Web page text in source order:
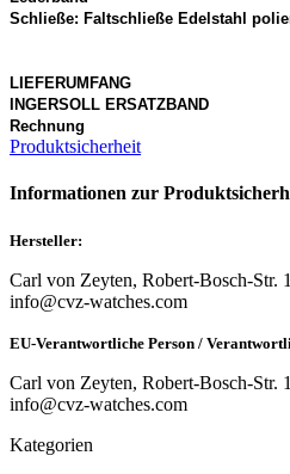
Schließe: Faltschließe Edelstahl
LIEFERUMFANG
INGERSOLL ERSATZBAND
Rechnung
Produktsicherheit
Informationen zur
Hersteller:
Carl von Zeyten, Robert-Bosch-Str.
info@cvz-watches.com
EU-Verantwortliche Person /
Carl von Zeyten, Robert-Bosch-Str.
info@cvz-watches.com
Kategorien